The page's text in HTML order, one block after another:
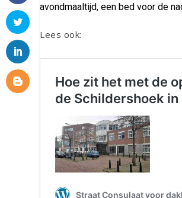
avondmaaltijd, een bed voor de
Lees ook: